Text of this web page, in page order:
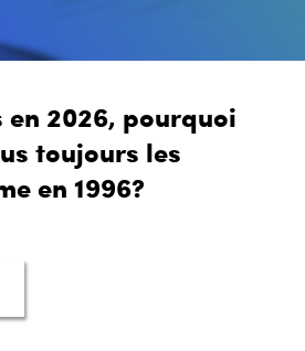
en 2026, pourquoi
toujours les
en 1996?
Nous sommes en 2026,